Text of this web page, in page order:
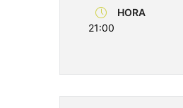
HORA
21:00